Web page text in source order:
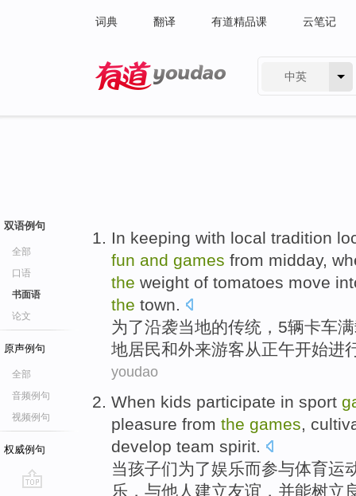
词典 翻译 有道精品课 云笔记
中英
双语例句
全部
口语
书面语
论文
原声例句
全部
音频例句
视频例句
权威例句
In keeping with local tradition
fun and games from midday,
the weight of tomatoes move
the town.
为了沿袭当地的传统 ， 5辆卡车
地居民和外来游客从正午开始进
youdao
When kids participate in sport
pleasure from the games,
develop team spirit.
当孩子们为了娱乐而参与体育运
乐 ， 与他人 建立友谊 ， 并能树立